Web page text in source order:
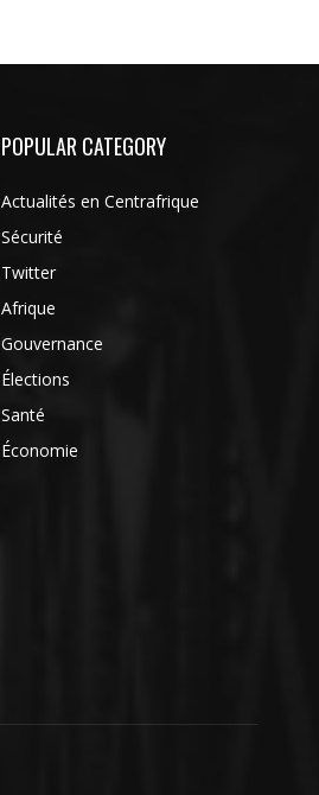
POPULAR CATEGORY
Actualités en Centrafrique
Sécurité
Twitter
Afrique
Gouvernance
Élections
Santé
Économie